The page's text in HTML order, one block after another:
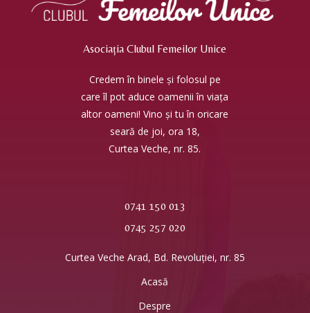
Asociația Clubul Femeilor Unice
Credem în binele și folosul pe
care îl pot aduce oamenii în viața
altor oameni! Vino și tu în oricare
seară de joi, ora 18,
Curtea Veche, nr. 85.
0741 150 013
0745 257 020
Curtea Veche Arad, Bd. Revoluției, nr. 85
Acasă
Despre